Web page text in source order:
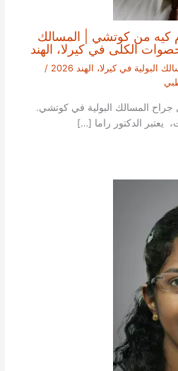
ام كيه من كوتشي | المسالك
الكلى في كيرلا، الهند
البولية في كيرلا، الهند 2026
/
جراح المسالك البولية في كوتشي.